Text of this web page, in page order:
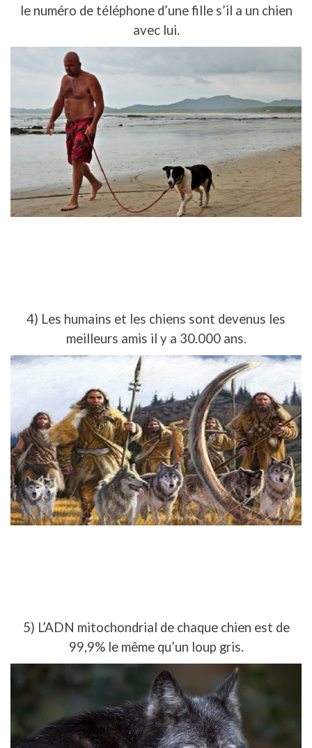
le numéro de téléphone d’une fille s’il a un chien
avec lui.
4) Les humains et les chiens sont devenus les
meilleurs amis il y a 30.000 ans.
5) L’ADN mitochondrial de chaque chien est de
99,9% le même qu’un loup gris.